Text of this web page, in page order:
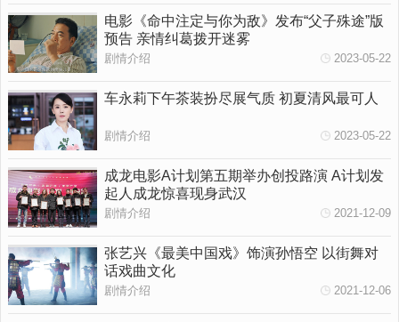
电影《命中注定与你为敌》发布“父子殊途”版
预告 亲情纠葛拨开迷雾
剧情介绍 2023-05-22
车永莉下午茶装扮尽展气质 初夏清风最可人
剧情介绍 2023-05-22
成龙电影A计划第五期举办创投路演 A计划发
起人成龙惊喜现身武汉
剧情介绍 2021-12-09
张艺兴《最美中国戏》饰演孙悟空 以街舞对
话戏曲文化
剧情介绍 2021-12-06